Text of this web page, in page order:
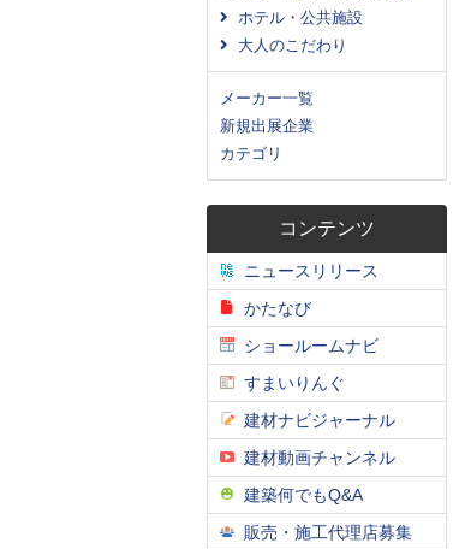
ホテル・公共施設
大人のこだわり
メーカー一覧
新規出展企業
カテゴリ
コンテンツ
ニュースリリース
かたなび
ショールームナビ
すまいりんぐ
建材ナビジャーナル
建材動画チャンネル
建築何でもQ&A
販売・施工代理店募集